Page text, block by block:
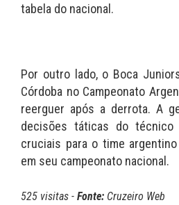
tabela do nacional.
Por outro lado, o Boca
Córdoba no Campeonato
reerguer após a derrota. A
decisões táticas do técnico
cruciais para o time
em seu campeonato nacional.
525 visitas - Fonte: Cruzeiro Web